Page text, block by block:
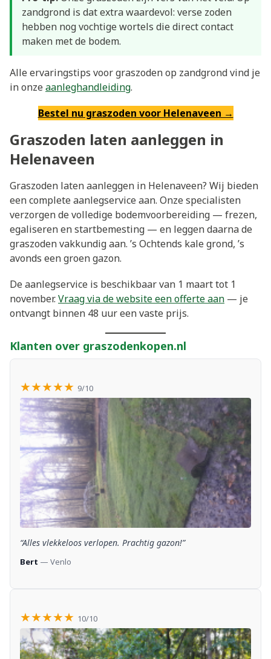
zandgrond is dat extra waardevol: verse zoden
hebben nog vochtige wortels die direct contact
maken met de bodem.
Alle ervaringstips voor graszoden op zandgrond vind je
in onzeaanleghandleiding.
Bestel nu graszoden voor Helenaveen →
Graszoden laten aanleggen in
Helenaveen
Graszoden laten aanleggen in Helenaveen? Wij bieden
een complete aanlegservice aan. Onze specialisten
verzorgen de volledige bodemvoorbereiding — frezen,
egaliseren en startbemesting — en leggen daarna de
graszoden vakkundig aan. ’s Ochtends kale grond, ’s
avonds een groen gazon.
De aanlegservice is beschikbaar van 1 maart tot 1
november.Vraag via de website een offerte aan — je
ontvangt binnen 48 uur een vaste prijs.
Klanten over graszodenkopen.nl
★★★★★ 9/10
“Alles vlekkeloos verlopen. Prachtig gazon!”
Bert — Venlo
★★★★★ 10/10